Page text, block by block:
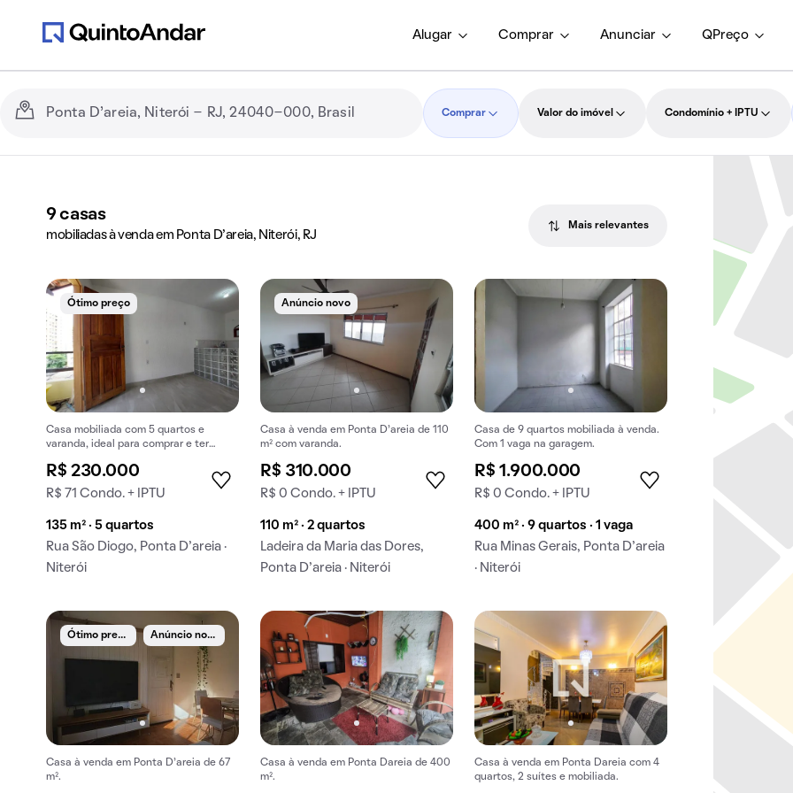
Alugar Comprar Anunciar QPreço
Comprar Valor do imóvel Condomínio + IPTU
9casas
mobiliadas à venda em Ponta D'areia, Niterói, RJ
Mais relevantes
Ótimo preço
Casa mobiliada com 5 quartos e
varanda, ideal para comprar e ter
R$ 230.000
R$ 71 Condo. + IPTU
135 m² · 5 quartos
Rua São Diogo, Ponta D’areia ·
Niterói
Anúncio novo
Casa à venda em Ponta D’areia de 110
m² com varanda.
R$ 310.000
R$ 0 Condo. + IPTU
110 m² · 2 quartos
Ladeira da Maria das Dores,
Ponta D’areia · Niterói
Casa de 9 quartos mobiliada à venda.
Com 1 vaga na garagem.
R$ 1.900.000
R$ 0 Condo. + IPTU
400 m² · 9 quartos · 1 vaga
Rua Minas Gerais, Ponta D’areia
· Niterói
Ó
timo preço A
núncio novo
Casa à venda em Ponta D’areia de 67
m².
Casa à venda em Ponta Dareia de 400
m².
Casa à venda em Ponta Dareia com 4
quartos, 2 suítes e mobiliada.